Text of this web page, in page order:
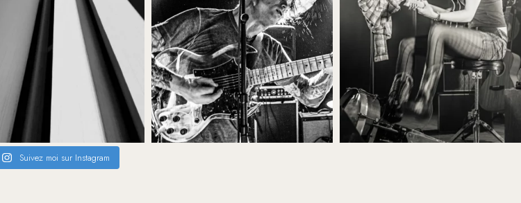
Suivez moi sur Instagram